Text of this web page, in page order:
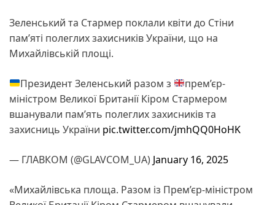
Зеленський та Стармер поклали квіти до Стіни
пам’яті полеглих захисників України, що на
Михайлівській площі.
Президент Зеленський разом з
прем’єр-
міністром Великої Британії Кіром Стармером
вшанували пам’ять полеглих захисників та
захисниць України pic.twitter.com/jmhQQ0HoHK
— ГЛАВКОМ (@GLAVCOM_UA) January 16, 2025
«Михайлівська площа. Разом із Прем’єр-міністром